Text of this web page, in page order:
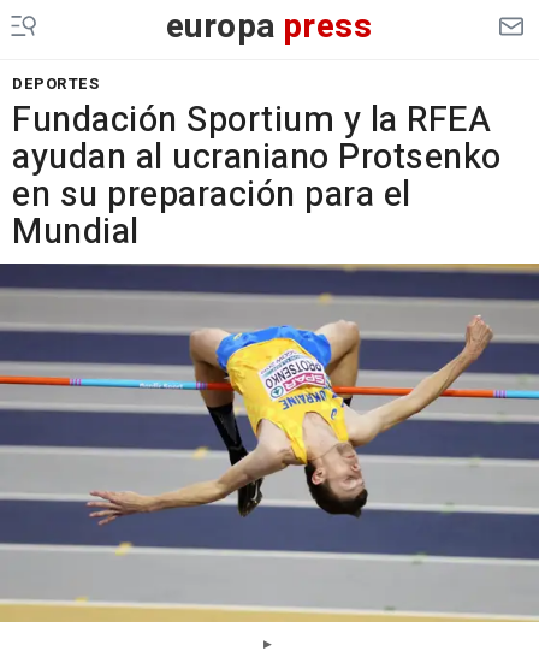
europa press
DEPORTES
Fundación Sportium y la RFEA
ayudan al ucraniano Protsenko
en su preparación para el
Mundial